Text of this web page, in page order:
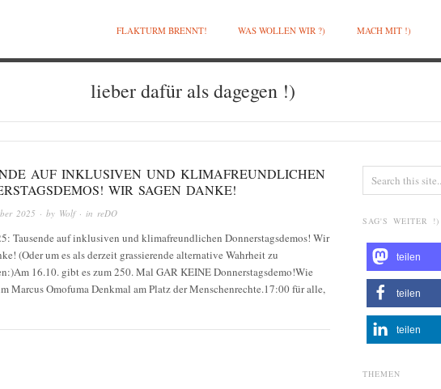
FLAKTURM BRENNT! WAS WOLLEN WIR ?) MACH MIT !)
lieber dafür als dagegen !)
AUF INKLUSIVEN UND KLIMAFREUNDLICHEN
WIR SAGEN DANKE!
2025 · by Wolf· in reDO
Tausende auf inklusiven und klimafreundlichen Donnerstagsdemos! Wir
(Oder um es als derzeit grassierende alternative Wahrheit zu
16.10. gibt es zum 250. Mal GAR KEINE Donnerstagsdemo!Wie
Marcus Omofuma Denkmal am Platz der Menschenrechte.17:00 für alle,
SAG'S WEITER !)
teilen
teilen
teilen
THEMEN